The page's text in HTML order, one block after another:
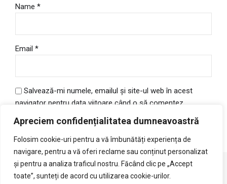
Apreciem confidențialitatea dumneavoastră
Folosim cookie-uri pentru a vă îmbunătăți experiența de
navigare, pentru a vă oferi reclame sau conținut personalizat
și pentru a analiza traficul nostru. Făcând clic pe „Accept
toate”, sunteți de acord cu utilizarea cookie-urilor.
Name *
Email *
Salvează-mi numele, emailul și site-ul web în acest
navigator pentru data viitoare când o să comentez.
Termeni si conditii